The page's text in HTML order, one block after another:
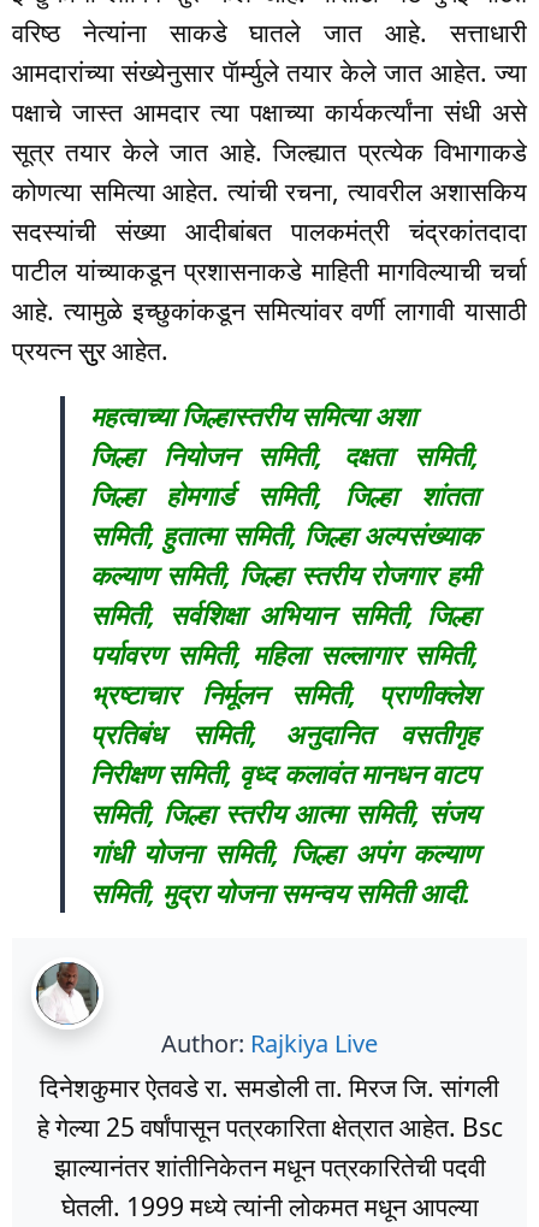
वरिष्ठ नेत्यांना साकडे घातले जात आहे. सत्ताधारी
आमदारांच्या संख्येनुसार पॅार्म्युले तयार केले जात आहेत. ज्या
पक्षाचे जास्त आमदार त्या पक्षाच्या कार्यकर्त्यांना संधी असे
सूत्र तयार केले जात आहे. जिल्ह्यात प्रत्येक विभागाकडे
कोणत्या समित्या आहेत. त्यांची रचना, त्यावरील अशासकिय
सदस्यांची संख्या आदीबांबत पालकमंत्री चंद्रकांतदादा
पाटील यांच्याकडून प्रशासनाकडे माहिती मागविल्याची चर्चा
आहे. त्यामुळे इच्छुकांकडून समित्यांवर वर्णी लागावी यासाठी
प्रयत्न सुुर आहेत.
महत्वाच्या जिल्हास्तरीय समित्या अशा
जिल्हा नियोजन समिती, दक्षता समिती,
जिल्हा होमगार्ड समिती, जिल्हा शांतता
समिती, हुतात्मा समिती, जिल्हा अल्पसंख्याक
कल्याण समिती, जिल्हा स्तरीय रोजगार हमी
समिती, सर्वशिक्षा अभियान समिती, जिल्हा
पर्यावरण समिती, महिला सल्लागार समिती,
भ्रष्टाचार निर्मूलन समिती, प्राणीक्लेश
प्रतिबंध समिती, अनुदानित वसतीगृह
निरीक्षण समिती, वृध्द कलावंत मानधन वाटप
समिती, जिल्हा स्तरीय आत्मा समिती, संजय
गांधी योजना समिती, जिल्हा अपंग कल्याण
समिती, मुद्रा योजना समन्वय समिती आदी.
Author: Rajkiya Live
दिनेशकुमार ऐतवडे रा. समडोली ता. मिरज जि. सांगली
हे गेल्या 25 वर्षांपासून पत्रकारिता क्षेत्रात आहेत. Bsc
झाल्यानंतर शांतीनिकेतन मधून पत्रकारितेची पदवी
घेतली. 1999 मध्ये त्यांनी लोकमत मधून आपल्या